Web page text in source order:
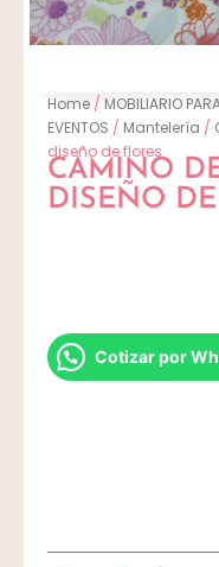
Home / MOBILIARIO
EVENTOS / Mantelería /
diseño de flores
CAMINO
DISEÑO
Cotizar por